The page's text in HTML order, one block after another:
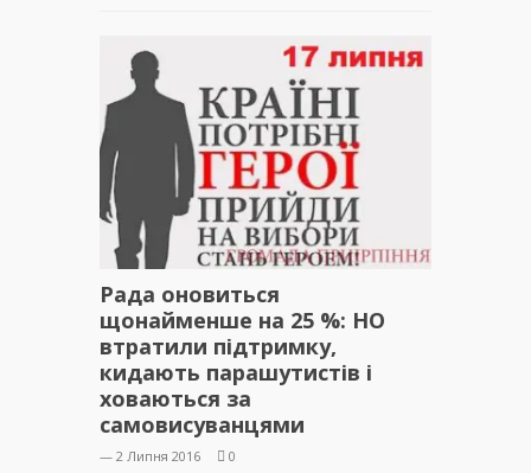
Рада оновиться
щонайменше на 25 %: НО
втратили підтримку,
кидають парашутистів і
ховаються за
самовисуванцями
— 2 Липня 2016 0